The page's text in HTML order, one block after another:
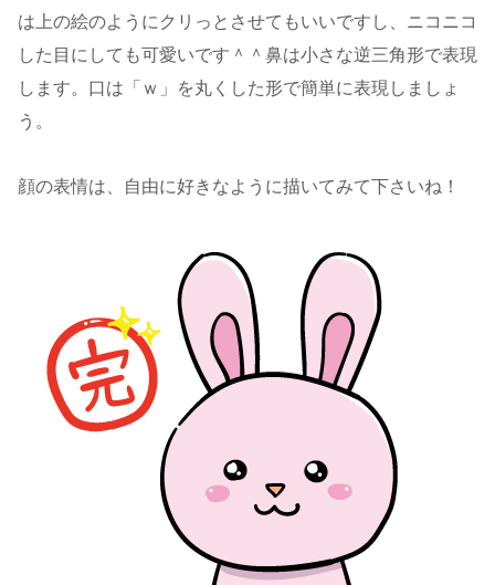
は上の絵のようにクリっとさせてもいいですし、ニコニコ
した目にしても可愛いです＾＾鼻は小さな逆三角形で表現
します。口は「ｗ」を丸くした形で簡単に表現しましょ
う。
顔の表情は、自由に好きなように描いてみて下さいね！